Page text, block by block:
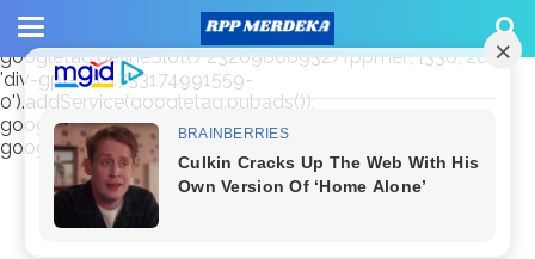
window.googletag = window.googletag || {cmd: []};
googletag.cmd.push(function() {
googletag.defineSlot('/23209888932/rppmer', [336, 280],
'div-gpt-ad-1733174991559-
0').addService(googletag.pubads());
googletag.pubads().enableSingleRequest();
googletag.enableServices(); });